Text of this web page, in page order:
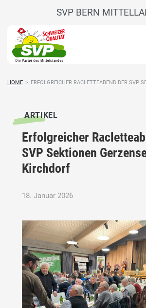
SVP BERN
HOME > ERFOLGREICHER RACLETTEABEND DER SVP
ARTIKEL
Erfolgreicher
SVP Sektionen
Kirchdorf
18. Januar 2026